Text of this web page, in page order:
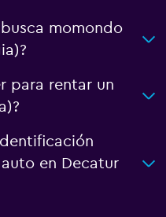
momondo
para rentar un
en Decatur